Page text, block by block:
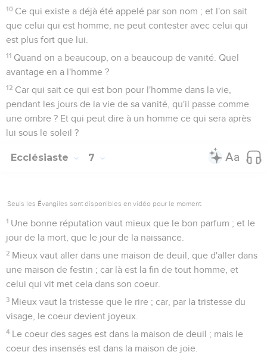
10 Ce qui existe a déjà été appelé par son nom ; et l'on sait
que celui qui est homme, ne peut contester avec celui qui
est plus fort que lui.
11 Quand on a beaucoup, on a beaucoup de vanité. Quel
avantage en a l'homme ?
12 Car qui sait ce qui est bon pour l'homme dans la vie,
pendant les jours de la vie de sa vanité, qu'il passe comme
une ombre ? Et qui peut dire à un homme ce qui sera après
lui sous le soleil ?
Ecclésiaste 7
Seuls les Évangiles sont disponibles en vidéo pour le moment.
1 Une bonne réputation vaut mieux que le bon parfum ; et le
jour de la mort, que le jour de la naissance.
2 Mieux vaut aller dans une maison de deuil, que d'aller dans
une maison de festin ; car là est la fin de tout homme, et
celui qui vit met cela dans son coeur.
3 Mieux vaut la tristesse que le rire ; car, par la tristesse du
visage, le coeur devient joyeux.
4 Le coeur des sages est dans la maison de deuil ; mais le
coeur des insensés est dans la maison de joie.